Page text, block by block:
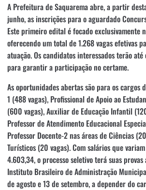
A Prefeitura de Saquarema abre, a partir
junho, as inscrições para o aguardado
Este primeiro edital é focado exclusivamente
oferecendo um total de 1.268 vagas efetivas
atuação. Os candidatos interessados terão
para garantir a participação no certame.
As oportunidades abertas são para os cargos
1 (488 vagas), Profissional de Apoio ao
(600 vagas), Auxiliar de Educação Infantil
Professor de Atendimento Educacional
Professor Docente-2 nas áreas de Ciências
Turísticos (20 vagas). Com salários que
4.603,34, o processo seletivo terá suas
Instituto Brasileiro de Administração
de agosto e 13 de setembro, a depender do